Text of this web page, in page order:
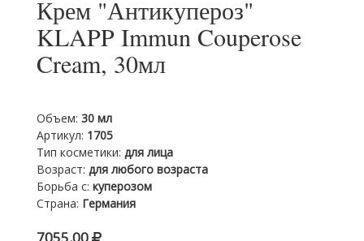
Крем "Антикупероз"
KLAPP Immun Couperose
Cream, 30мл
Объем: 30 мл
Артикул: 1705
Тип косметики: для лица
Возраст: для любого возраста
Борьба с: куперозом
Страна: Германия